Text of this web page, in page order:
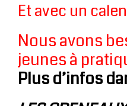
Et avec un
Nous avons
jeunes à
Plus d’infos